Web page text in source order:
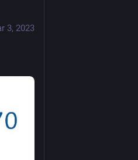
3, 2023